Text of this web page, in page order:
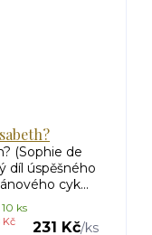
(Sophie de
díl úspěšného
cyk...
Kč
231 Kč/ks
ks